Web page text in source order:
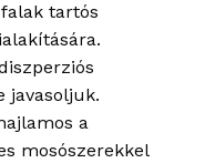
tartós
javasoljuk.
a
mosószerekkel